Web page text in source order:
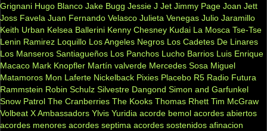
Grignani Hugo Blanco Jake Bugg Jessie J Jet Jimmy Page Joan Jett
Joss Favela Juan Fernando Velasco Julieta Venegas Julio Jaramillo
Keith Urban Kelsea Ballerini Kenny Chesney Kudai La Mosca Tse-Tse
Lenin Ramirez Loquillo Los Angeles Negros Los Cadetes De Linares
Los Manseros Santiagueños Los Panchos Lucho Barrios Luis Enrique
Macaco Mark Knopfler Martín valverde Mercedes Sosa Miguel
Matamoros Mon Laferte Nickelback Pixies Placebo R5 Radio Futura
Rammstein Robin Schulz Silvestre Dangond Simon and Garfunkel
Snow Patrol The Cranberries The Kooks Thomas Rhett Tim McGraw
Volbeat X Ambassadors Ylvis Yuridia acorde bemol acordes abiertos
acordes menores acordes septima acordes sostenidos afinacion